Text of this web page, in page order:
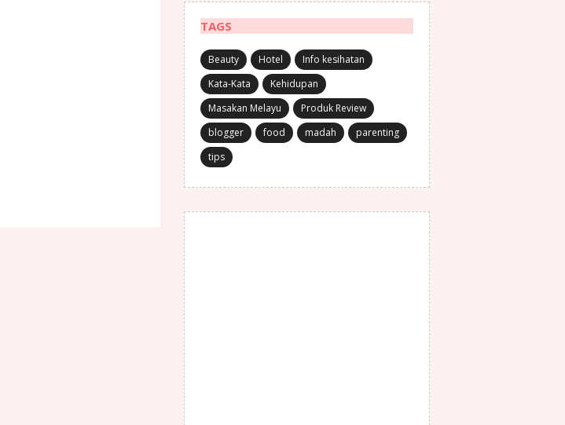
TAGS
Beauty Hotel
Info kesihatan
Kata-Kata
Kehidupan
Masakan Melayu
Produk Review
blogger
food madah
parenting
tips